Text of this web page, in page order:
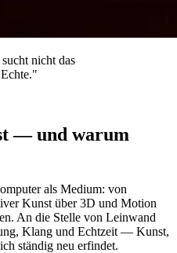
nicht das
— und warum
als Medium: von
Kunst über 3D und Motion
An die Stelle von Leinwand
Klang und Echtzeit — Kunst,
ständig neu erfindet.